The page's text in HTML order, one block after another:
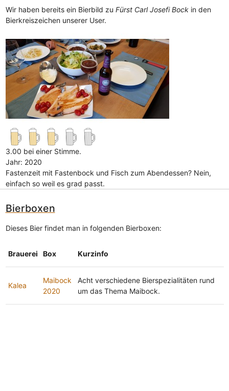
Wir haben bereits ein Bierbild zu Fürst Carl Josefi Bockin den
Bierkreiszeichen unserer User.
3.00 bei einer Stimme.
Jahr: 2020
Fastenzeit mit Fastenbock und Fisch zum Abendessen? Nein,
einfach so weil es grad passt.
Bierboxen
Dieses Bier findet man in folgenden Bierboxen:
Brauerei Box Kurzinfo
Kalea
Maibock
2020
Acht verschiedene Bierspezialitäten rund
um das Thema Maibock.